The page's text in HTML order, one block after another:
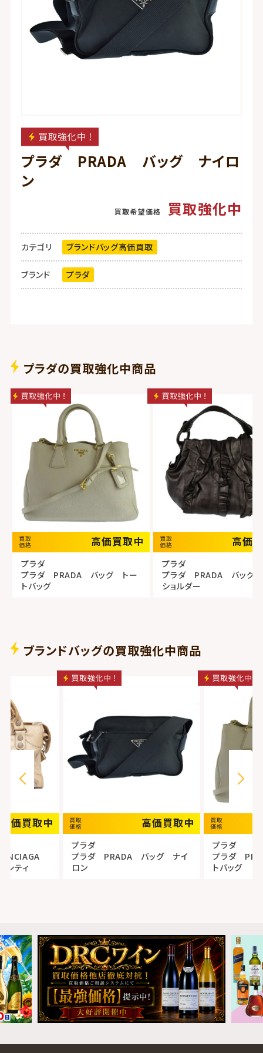
プラダ PRADA バッグ ナイロ
ン
買取強化中
カテゴリ ブランドバッグ高価買取
ブランド プラダ
プラダの買取強化中商品
高価買取中
プラダ
プラダ PRADA バッグ トー
トバッグ
高価
プラダ
プラダ PRADA バッグ
ショルダー
ブランドバッグの買取強化中商品
高価買取中
シティ
高価買取中
プラダ
プラダ PRADA バッグ ナイ
ロン
プラダ
プラダ
トバッグ